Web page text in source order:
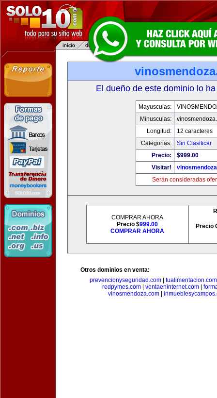
El dueño de este dominio lo
Mayusculas:
Minusculas:
Longitud:
12 caracteres
Categorias:
Sin Clasificar
Precio:
$999.00
Visitar!
Serán consideradas
COMPRAR AHORA
Precio $999.00
COMPRAR AHORA
Precio
Otros dominios en venta:
prevencionyseguridad.com
tualimentacion.com
redpymes.com
ventaeninternet.com
vinosmendoza.com|